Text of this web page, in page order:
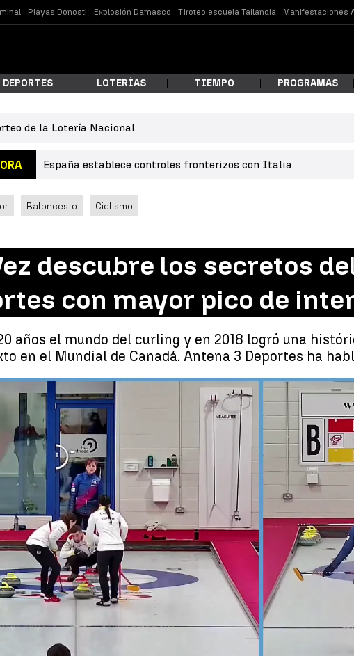
Playas Donosti Explosión Damasco Tiroteo escuela Tailandia Manifestaciones
¿Qué estás buscando?
Buscar
DEPORTES LOTERÍAS TIEMPO PROGRAMAS
de la Lotería Nacional
España establece controles fronterizos con Italia
Baloncesto Ciclismo
descubre los secretos
con mayor pico de
años el mundo del curling y en 2018 logró una
en el Mundial de Canadá. Antena 3 Deportes ha
El curling, un
Whatsapp